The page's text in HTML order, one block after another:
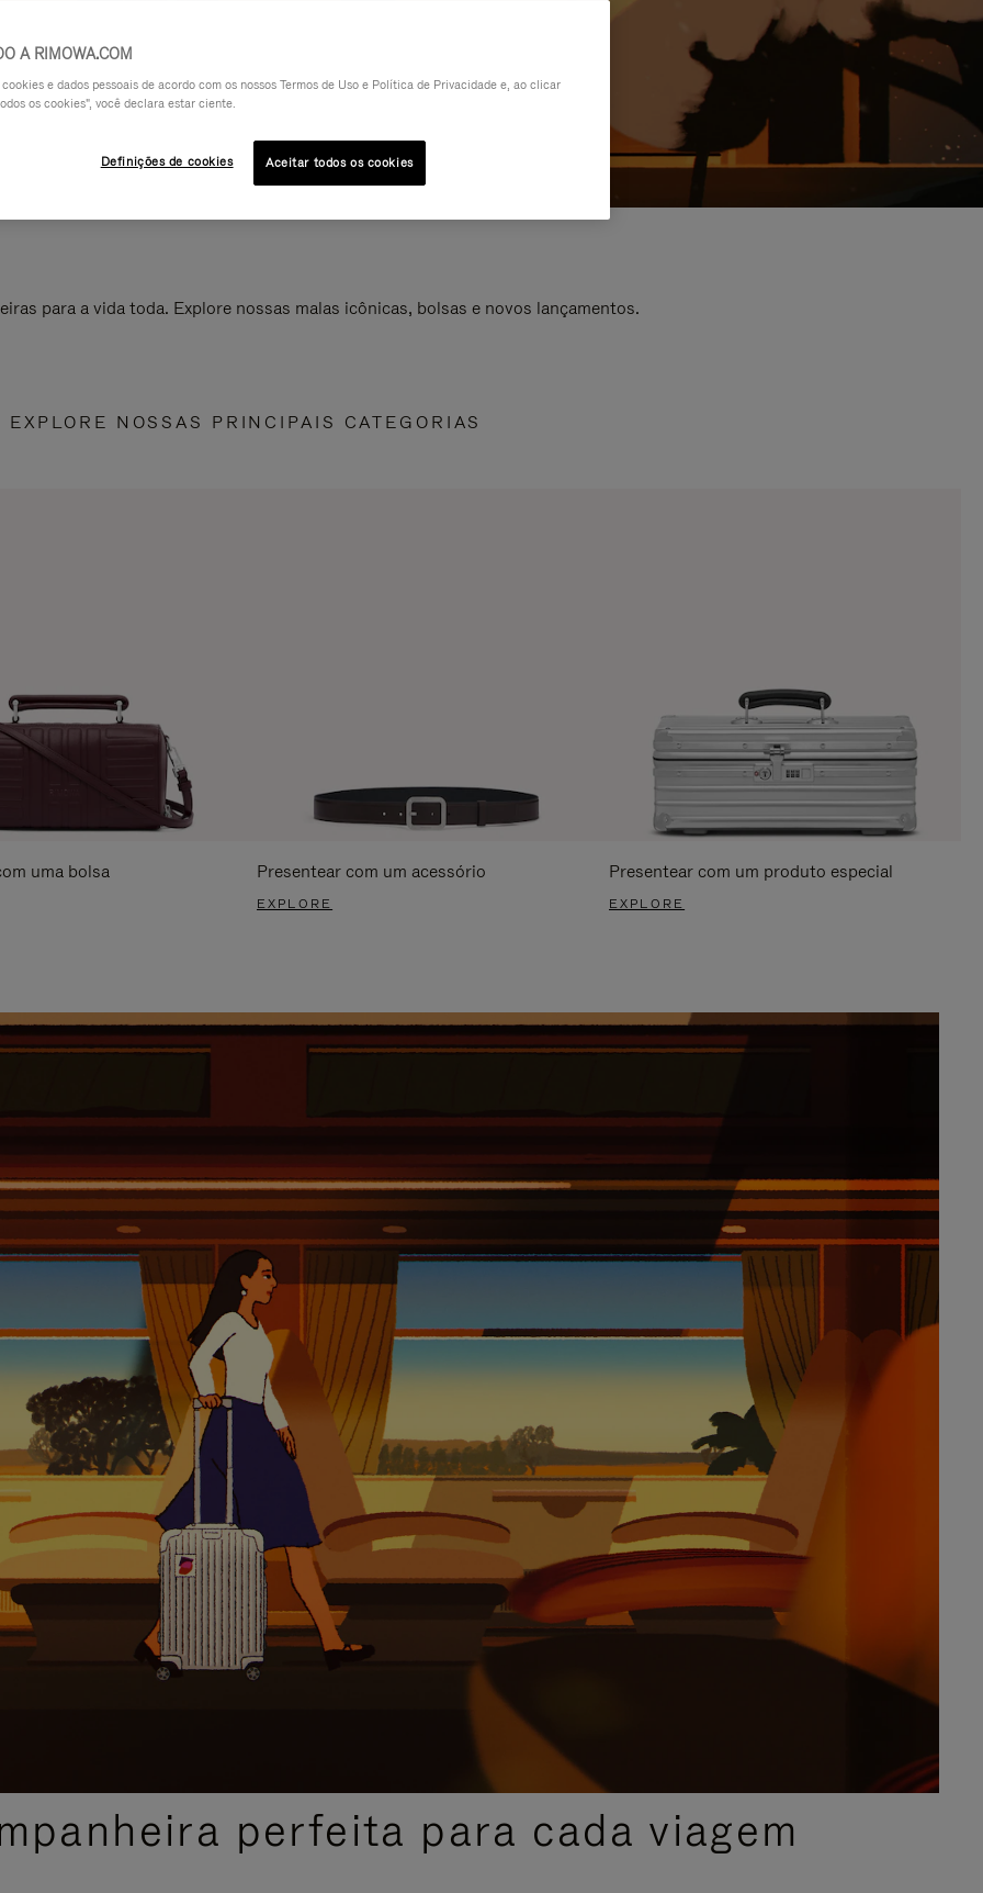
para a vida toda. Explore nossas malas icônicas, bolsas e novos lançamentos.
EXPLORE NOSSAS PRINCIPAIS CATEGORIAS
uma bolsa Presentear com um acessório
EXPLORE
Presentear com um produto especial
EXPLORE
perfeita para cada viagem
A RIMOWA.COM
e dados pessoais de acordo com os nossos Termos de Uso e Política de Privacidade e, ao clicar
os cookies", você declara estar ciente.
Definições de cookies Aceitar todos os cookies